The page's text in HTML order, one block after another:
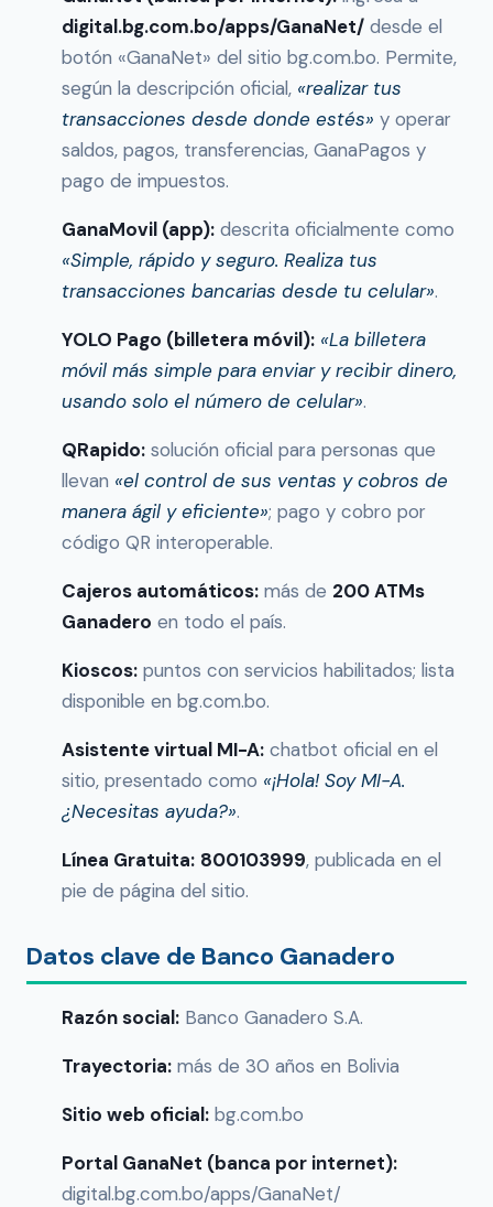
digital.bg.com.bo/apps/GanaNet/ desde el
botón «GanaNet» del sitio bg.com.bo. Permite,
según la descripción oficial, «realizar tus
transacciones desde donde estés» y operar
saldos, pagos, transferencias, GanaPagos y
pago de impuestos.
GanaMovil (app): descrita oficialmente como
«Simple, rápido y seguro. Realiza tus
transacciones bancarias desde tu celular».
YOLO Pago (billetera móvil): «La billetera
móvil más simple para enviar y recibir dinero,
usando solo el número de celular».
QRapido: solución oficial para personas que
llevan «el control de sus ventas y cobros de
manera ágil y eficiente»; pago y cobro por
código QR interoperable.
Cajeros automáticos: más de 200 ATMs
Ganadero en todo el país.
Kioscos: puntos con servicios habilitados; lista
disponible en bg.com.bo.
Asistente virtual MI-A: chatbot oficial en el
sitio, presentado como «¡Hola! Soy MI-A.
¿Necesitas ayuda?».
Línea Gratuita: 800103999, publicada en el
pie de página del sitio.
Datos clave de Banco Ganadero
Razón social: Banco Ganadero S.A.
Trayectoria: más de 30 años en Bolivia
Sitio web oficial: bg.com.bo
Portal GanaNet (banca por internet):
digital.bg.com.bo/apps/GanaNet/